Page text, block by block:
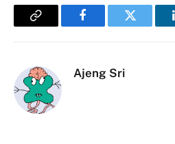
Copy
FacebookTwitter
Ajeng Sri